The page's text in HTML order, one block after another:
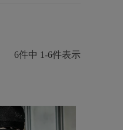
6件中 1-6件表示